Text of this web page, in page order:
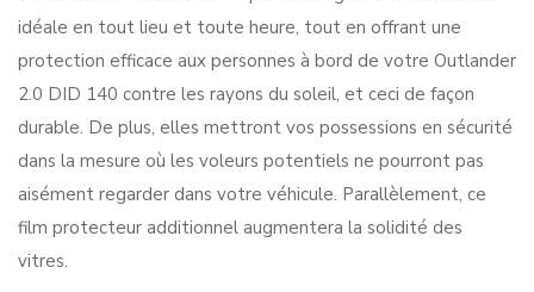
idéale en tout lieu et toute heure, tout en offrant une
protection efficace aux personnes à bord de votre Outlander
2.0 DID 140 contre les rayons du soleil, et ceci de façon
durable. De plus, elles mettront vos possessions en sécurité
dans la mesure où les voleurs potentiels ne pourront pas
aisément regarder dans votre véhicule. Parallèlement, ce
film protecteur additionnel augmentera la solidité des
vitres.